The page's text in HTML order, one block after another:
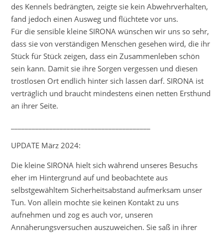
des Kennels bedrängten, zeigte sie kein Abwehrverhalten,
fand jedoch einen Ausweg und flüchtete vor uns.
Für die sensible kleine SIRONA wünschen wir uns so sehr,
dass sie von verständigen Menschen gesehen wird, die ihr
Stück für Stück zeigen, dass ein Zusammenleben schön
sein kann. Damit sie ihre Sorgen vergessen und diesen
trostlosen Ort endlich hinter sich lassen darf. SIRONA ist
verträglich und braucht mindestens einen netten Ersthund
an ihrer Seite.
UPDATE März 2024:
Die kleine SIRONA hielt sich während unseres Besuchs
eher im Hintergrund auf und beobachtete aus
selbstgewähltem Sicherheitsabstand aufmerksam unser
Tun. Von allein mochte sie keinen Kontakt zu uns
aufnehmen und zog es auch vor, unseren
Annäherungsversuchen auszuweichen. Sie saß in ihrer